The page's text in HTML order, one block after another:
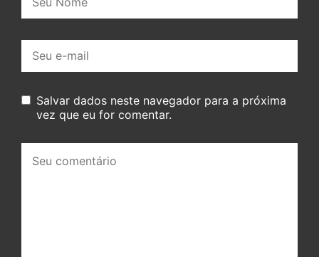
mail:
Salvar dados neste navegador para a próxima
vez que eu for comentar.
comentário: